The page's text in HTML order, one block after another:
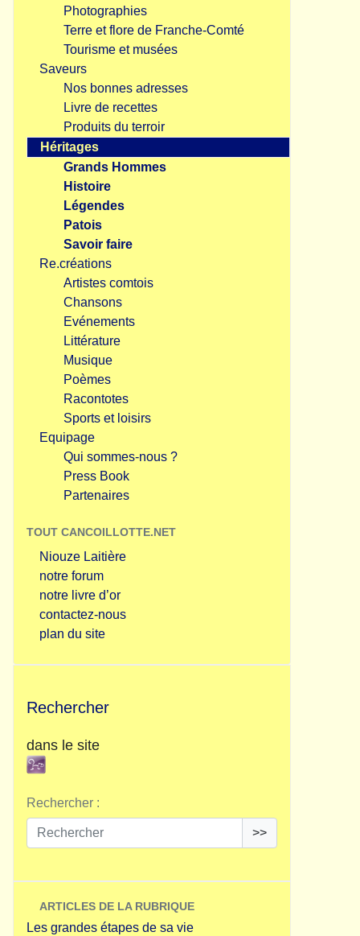
Photographies
Terre et flore de Franche-Comté
Tourisme et musées
Saveurs
Nos bonnes adresses
Livre de recettes
Produits du terroir
Héritages
Grands Hommes
Histoire
Légendes
Patois
Savoir faire
Re.créations
Artistes comtois
Chansons
Evénements
Littérature
Musique
Poèmes
Racontotes
Sports et loisirs
Equipage
Qui sommes-nous ?
Press Book
Partenaires
TOUT CANCOILLOTTE.NET
Niouze Laitière
notre forum
notre livre d’or
contactez-nous
plan du site
Rechercher
dans le site
Rechercher :
>>
ARTICLES DE LA RUBRIQUE
Les grandes étapes de sa vie